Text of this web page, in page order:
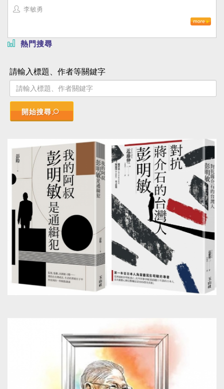
李敏勇
熱門搜尋
請輸入標題、作者等關鍵字
開始搜尋